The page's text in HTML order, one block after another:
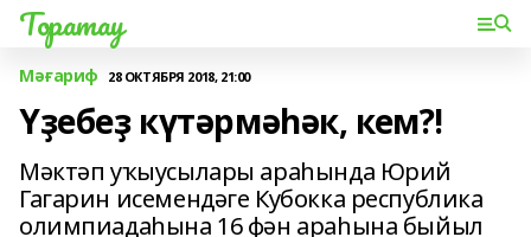
Торатау
Мәғариф 28 ОКТЯБРЯ 2018, 21:00
Үҙебеҙ күтәрмәһәк, кем?!
Мәктәп уҡыусылары араһында Юрий
Гагарин исемендәге Кубокка республика
олимпиадаһына 16 фән араһына быйыл